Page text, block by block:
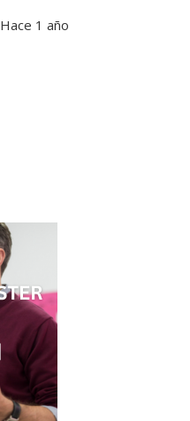
Hace 1 año